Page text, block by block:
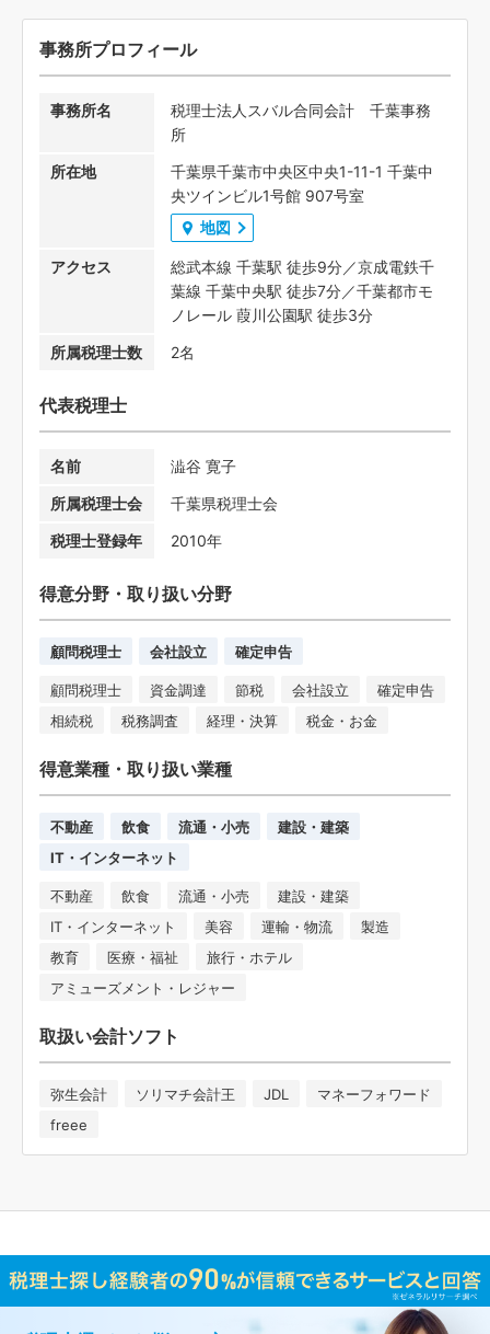
事務所プロフィール
事務所名
税理士法人スバル合同会計 千葉事務
所
所在地
千葉県千葉市中央区中央1-11-1 千葉中
央ツインビル1号館 907号室
地図
アクセス
総武本線 千葉駅 徒歩9分／京成電鉄千
葉線 千葉中央駅 徒歩7分／千葉都市モ
ノレール 葭川公園駅 徒歩3分
所属税理士数
2名
代表税理士
名前
澁谷 寛子
所属税理士会
千葉県税理士会
税理士登録年
2010年
得意分野・取り扱い分野
顧問税理士 会社設立 確定申告
顧問税理士 資金調達 節税 会社設立
確定申告
相続税
税務調査 経理・決算 税金・お金
得意業種・取り扱い業種
不動産 飲食 流通・小売
建設・建築
IT・インターネット
不動産 飲食 流通・小売
建設・建築
IT・インターネット
美容 運輸・物流
製造
教育
医療・福祉
旅行・ホテル
アミューズメント・レジャー
取扱い会計ソフト
弥生会計 ソリマチ会計王 JDL
マネーフォワード
freee